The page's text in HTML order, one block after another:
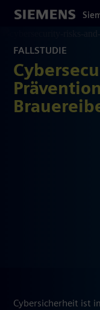
content
FALLSTUDIE
Cybersicherheit ist